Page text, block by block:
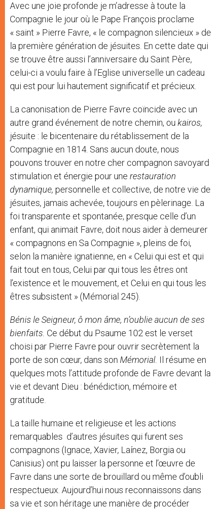
Avec une joie profonde je m’adresse à toute la
Compagnie le jour où le Pape François proclame
« saint » Pierre Favre, « le compagnon silencieux » de
la première génération de jésuites. En cette date qui
se trouve être aussi l’anniversaire du Saint Père,
celui-ci a voulu faire à l’Eglise universelle un cadeau
qui est pour lui hautement significatif et précieux.
La canonisation de Pierre Favre coïncide avec un
autre grand événement de notre chemin, ou kairos,
jésuite : le bicentenaire du rétablissement de la
Compagnie en 1814. Sans aucun doute, nous
pouvons trouver en notre cher compagnon savoyard
stimulation et énergie pour une restauration
dynamique, personnelle et collective, de notre vie de
jésuites, jamais achevée, toujours en pèlerinage. La
foi transparente et spontanée, presque celle d’un
enfant, qui animait Favre, doit nous aider à demeurer
« compagnons en Sa Compagnie », pleins de foi,
selon la manière ignatienne, en « Celui qui est et qui
fait tout en tous, Celui par qui tous les êtres ont
l’existence et le mouvement, et Celui en qui tous les
êtres subsistent » (Mémorial 245).
Bénis le Seigneur, ô mon âme, n’oublie aucun de ses
bienfaits. Ce début du Psaume 102 est le verset
choisi par Pierre Favre pour ouvrir secrètement la
porte de son cœur, dans son Mémorial. Il résume en
quelques mots l’attitude profonde de Favre devant la
vie et devant Dieu : bénédiction, mémoire et
gratitude.
La taille humaine et religieuse et les actions
remarquables d’autres jésuites qui furent ses
compagnons (Ignace, Xavier, Laínez, Borgia ou
Canisius) ont pu laisser la personne et l’œuvre de
Favre dans une sorte de brouillard ou même d’oubli
respectueux. Aujourd’hui nous reconnaissons dans
sa vie et son héritage une manière de procéder